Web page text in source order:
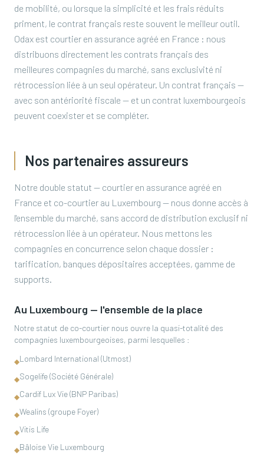
de mobilité, ou lorsque la simplicité et les frais réduits
priment, le contrat français reste souvent le meilleur outil.
Odax est courtier en assurance agréé en France : nous
distribuons directement les contrats français des
meilleures compagnies du marché, sans exclusivité ni
rétrocession liée à un seul opérateur. Un contrat français —
avec son antériorité fiscale — et un contrat luxembourgeois
peuvent coexister et se compléter.
Nos partenaires assureurs
Notre double statut — courtier en assurance agréé en
France et co-courtier au Luxembourg — nous donne accès à
l'ensemble du marché, sans accord de distribution exclusif ni
rétrocession liée à un opérateur. Nous mettons les
compagnies en concurrence selon chaque dossier :
tarification, banques dépositaires acceptées, gamme de
supports.
Au Luxembourg — l'ensemble de la place
Notre statut de co-courtier nous ouvre la quasi-totalité des
compagnies luxembourgeoises, parmi lesquelles :
◆Lombard International (Utmost)
◆Sogelife (Société Générale)
◆Cardif Lux Vie (BNP Paribas)
◆Wealins (groupe Foyer)
◆Vitis Life
◆Bâloise Vie Luxembourg